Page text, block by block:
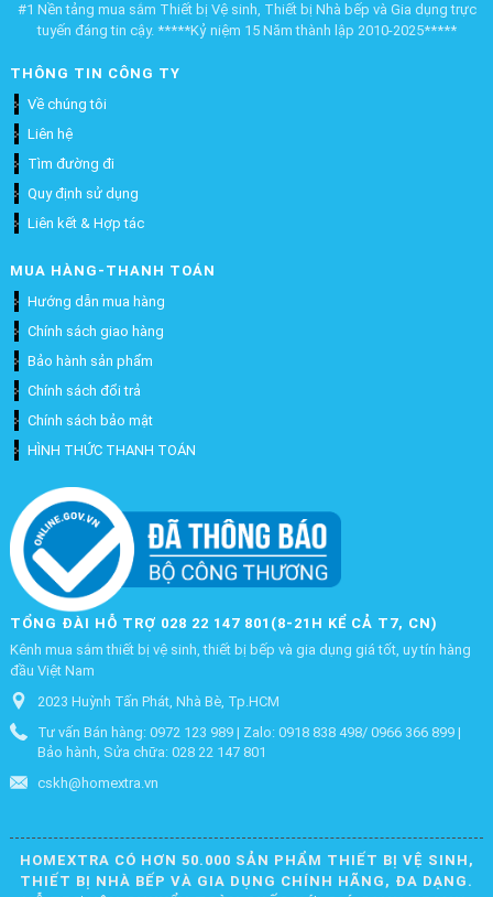
#1 Nền tảng mua sắm Thiết bị Vệ sinh, Thiết bị Nhà bếp và Gia dụng trực
tuyến đáng tin cậy. *****Kỷ niệm 15 Năm thành lập 2010-2025*****
THÔNG TIN CÔNG TY
Về chúng tôi
Liên hệ
Tìm đường đi
Quy định sử dụng
Liên kết & Hợp tác
MUA HÀNG-THANH TOÁN
Hướng dẫn mua hàng
Chính sách giao hàng
Bảo hành sản phẩm
Chính sách đổi trả
Chính sách bảo mật
HÌNH THỨC THANH TOÁN
TỔNG ĐÀI HỖ TRỢ 028 22 147 801(8-21H KỂ CẢ T7, CN)
Kênh mua sắm thiết bị vệ sinh, thiết bị bếp và gia dụng giá tốt, uy tín hàng
đầu Việt Nam
2023 Huỳnh Tấn Phát, Nhà Bè, Tp.HCM
Tư vấn Bán hàng: 0972 123 989 | Zalo: 0918 838 498/ 0966 366 899 |
Bảo hành, Sửa chữa: 028 22 147 801
cskh@homextra.vn
HOMEXTRA CÓ HƠN 50.000 SẢN PHẨM THIẾT BỊ VỆ SINH,
THIẾT BỊ NHÀ BẾP VÀ GIA DỤNG CHÍNH HÃNG, ĐA DẠNG.